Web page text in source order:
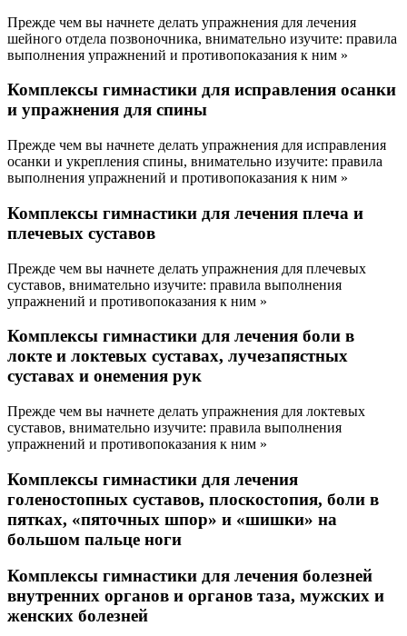
Прежде чем вы начнете делать упражнения для лечения
шейного отдела позвоночника, внимательно изучите: правила
выполнения упражнений и противопоказания к ним »
Комплексы гимнастики для исправления осанки
и упражнения для спины
Прежде чем вы начнете делать упражнения для исправления
осанки и укрепления спины, внимательно изучите: правила
выполнения упражнений и противопоказания к ним »
Комплексы гимнастики для лечения плеча и
плечевых суставов
Прежде чем вы начнете делать упражнения для плечевых
суставов, внимательно изучите: правила выполнения
упражнений и противопоказания к ним »
Комплексы гимнастики для лечения боли в
локте и локтевых суставах, лучезапястных
суставах и онемения рук
Прежде чем вы начнете делать упражнения для локтевых
суставов, внимательно изучите: правила выполнения
упражнений и противопоказания к ним »
Комплексы гимнастики для лечения
голеностопных суставов, плоскостопия, боли в
пятках, «пяточных шпор» и «шишки» на
большом пальце ноги
Комплексы гимнастики для лечения болезней
внутренних органов и органов таза, мужских и
женских болезней